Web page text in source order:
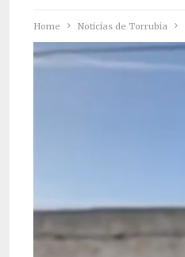
Home Noticias de Torrubia